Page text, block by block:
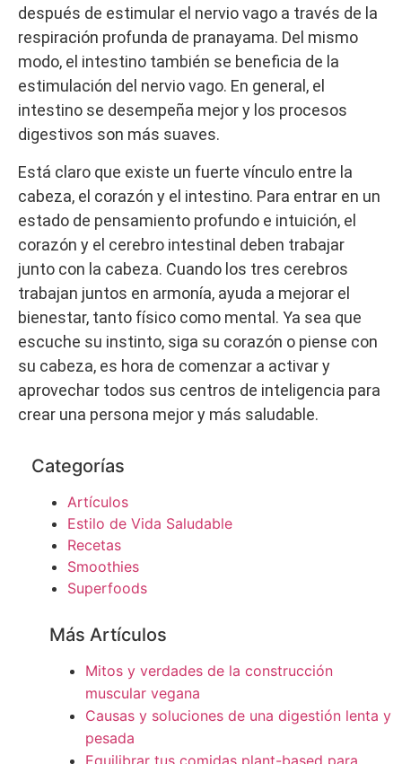
después de estimular el nervio vago a través de la
respiración profunda de pranayama. Del mismo
modo, el intestino también se beneficia de la
estimulación del nervio vago. En general, el
intestino se desempeña mejor y los procesos
digestivos son más suaves.
Está claro que existe un fuerte vínculo entre la
cabeza, el corazón y el intestino. Para entrar en un
estado de pensamiento profundo e intuición, el
corazón y el cerebro intestinal deben trabajar
junto con la cabeza. Cuando los tres cerebros
trabajan juntos en armonía, ayuda a mejorar el
bienestar, tanto físico como mental. Ya sea que
escuche su instinto, siga su corazón o piense con
su cabeza, es hora de comenzar a activar y
aprovechar todos sus centros de inteligencia para
crear una persona mejor y más saludable.
Categorías
Artículos
Estilo de Vida Saludable
Recetas
Smoothies
Superfoods
Más Artículos
Mitos y verdades de la construcción
muscular vegana
Causas y soluciones de una digestión lenta y
pesada